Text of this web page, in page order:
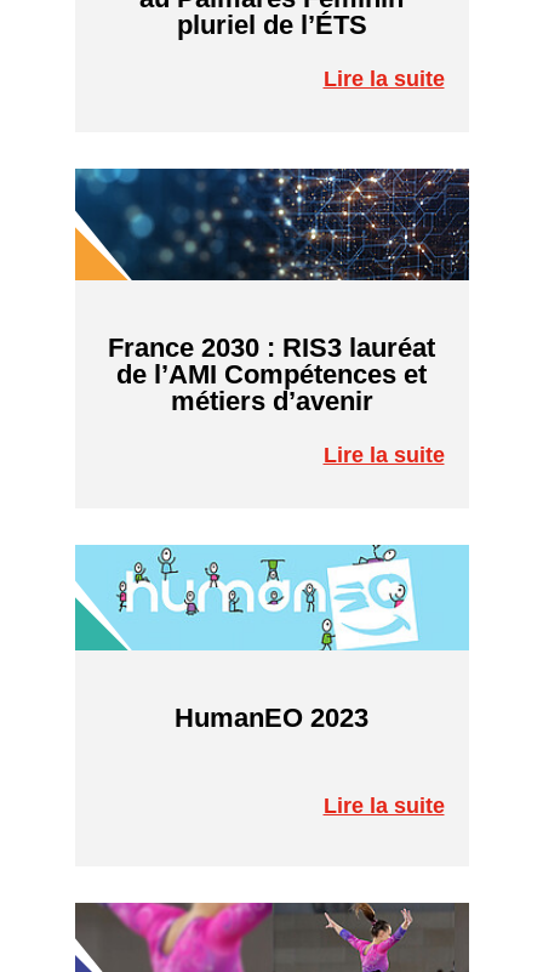
pluriel de l’ÉTS
Lire la suite
France 2030 : RIS3 lauréat
de l’AMI Compétences et
métiers d’avenir
Lire la suite
HumanEO 2023
Lire la suite